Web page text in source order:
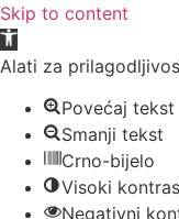
Skip to content
Open toolbar
Alati za
Povećaj tekst
Smanji tekst
Crno-bijelo
Visoki
Negativni